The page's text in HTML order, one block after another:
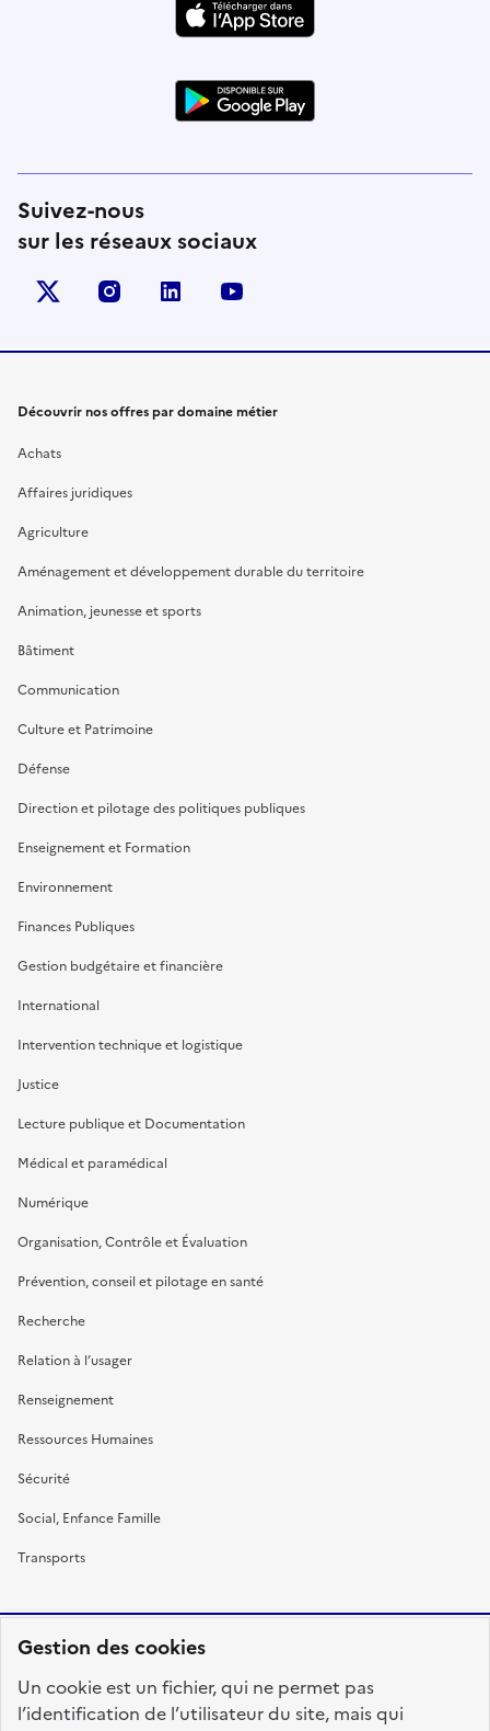
Gestion des cookies
Un cookie est un fichier, qui ne permet pas
l’identification de l’utilisateur du site, mais qui
Suivez-nous
sur les réseaux sociaux
X (anciennement Twitter)
instagramlinkedin
Découvrir nos offres par domaine métier
Achats
Affaires juridiques
Agriculture
Aménagement et développement durable du territoire
Animation, jeunesse et sports
Bâtiment
Communication
Culture et Patrimoine
Défense
Direction et pilotage des politiques publiques
Enseignement et Formation
Environnement
Finances Publiques
Gestion budgétaire et financière
International
Intervention technique et logistique
Justice
Lecture publique et Documentation
Médical et paramédical
Numérique
Organisation, Contrôle et Évaluation
Prévention, conseil et pilotage en santé
Recherche
Relation à l’usager
Renseignement
Ressources Humaines
Sécurité
Social, Enfance Famille
Transports
FRANÇAISE